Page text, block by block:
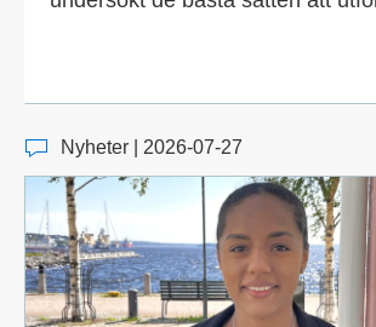
Nyheter | 2026-07-27